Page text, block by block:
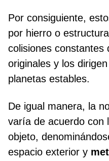
Por consiguiente,
por hierro o
colisiones constantes
originales y los
planetas estables.
De igual manera, la
varía de acuerdo con
objeto,
espacio exterior y